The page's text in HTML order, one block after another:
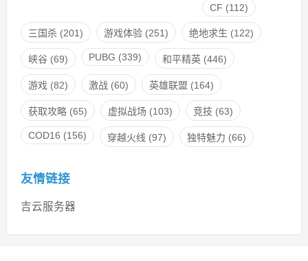
CF (112)
三国杀(201) 游戏体验(251) 绝地求生 (122)
峡谷(69) PUBG (339) 和平精英(446)
游戏 (82) 激战(60) 英雄联盟 (164)
获取攻略(65) 虚拟战场 (103) 竞技 (63)
COD16 (156) 穿越火线 (97) 独特魅力 (66)
友情链接
吉云服务器